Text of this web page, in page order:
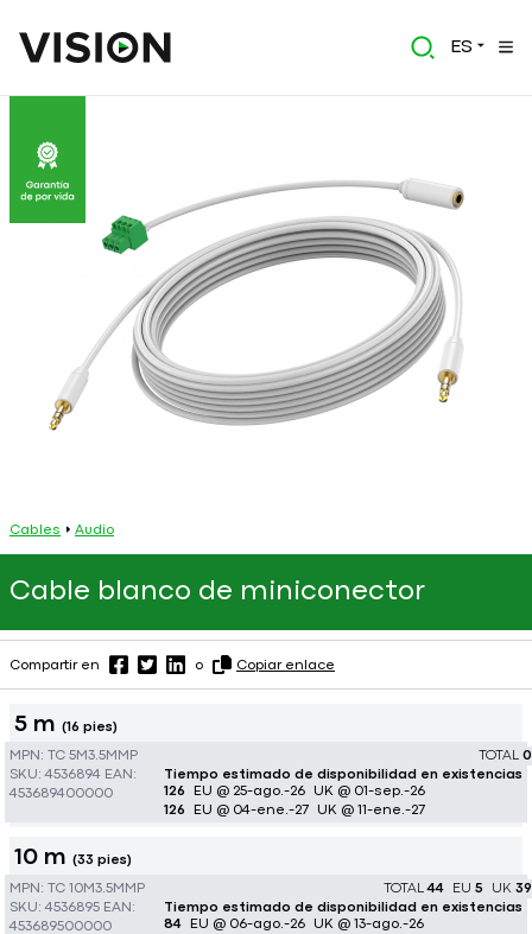
ES
Cables Audio
Cable blanco de miniconector
Compartir en o Copiar enlace
5 m (16 pies)
MPN:
TC 5M3.5MMP
SKU:4536894 EAN:
453689400000
TOTAL 0
Tiempo estimado de disponibilidad en existencias
126
EU @ 25-ago.-26
UK @ 01-sep.-26
126
EU @ 04-ene.-27 UK @ 11-ene.-27
10 m (33 pies)
MPN:
TC 10M3.5MMP
SKU:4536895 EAN:
453689500000
TOTAL44 EU 5 UK 39
Tiempo estimado de disponibilidad en existencias
84
EU @ 06-ago.-26 UK @ 13-ago.-26